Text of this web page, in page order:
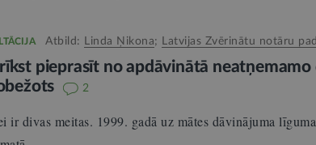
Atbild: Linda Ņikona; Latvijas Zvērinātu notāru
pieprasīt no apdāvinātā neatņemamo
2
ir divas meitas. 1999. gadā uz mātes dāvinājuma